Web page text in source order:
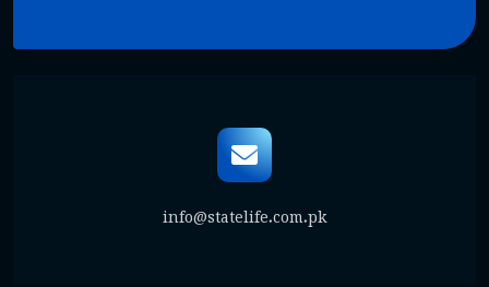
info@statelife.com.pk